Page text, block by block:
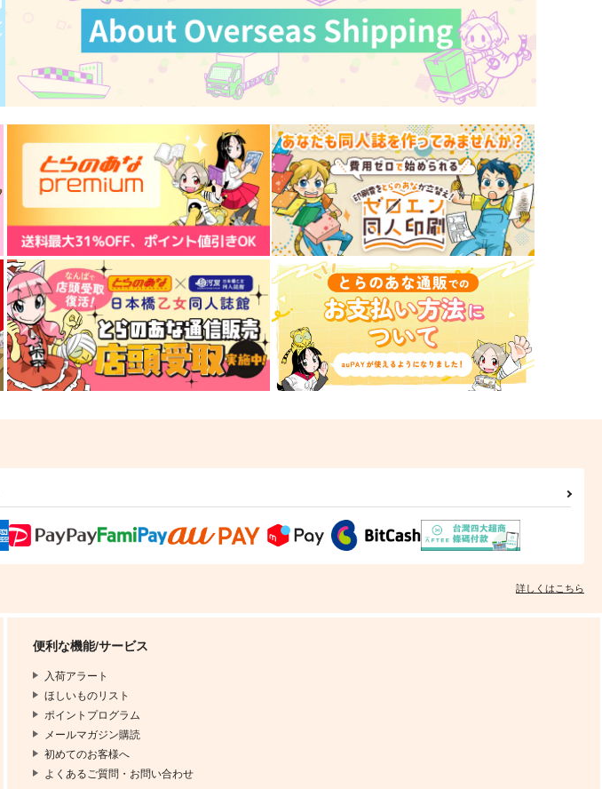
詳しくはこちら
便利な機能/サービス
入荷アラート
ほしいものリスト
ポイントプログラム
メールマガジン購読
初めてのお客様へ
よくあるご質問・お問い合わせ